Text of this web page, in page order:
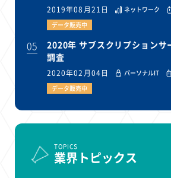
2019年08月21日 ネットワーク
データ販売中
05
2020年 サブスクリプションサ
調査
2020年02月04日 パーソナルIT
データ販売中
TOPICS
業界トピックス